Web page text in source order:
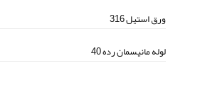
ورق استیل 316
لوله مانیسمان رده 40